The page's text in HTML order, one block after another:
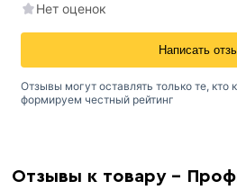
Отзывы к товару -
Нет оценок
Написать
Отзывы могут оставлять только те, кто
формируем честный рейтинг